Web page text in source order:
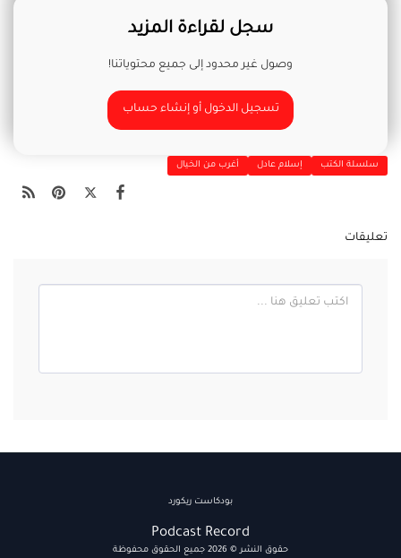
سجل لقراءة المزيد
وصول غير محدود إلى جميع محتوياتنا!
تسجيل الدخول أو إنشاء حساب
سلسلة الكتب إسلام عادل أغرب من الخيال
تعليقات
Podcast Record
حقوق النشر © 2026 جميع الحقوق محفوظة
بودكاست ريكورد